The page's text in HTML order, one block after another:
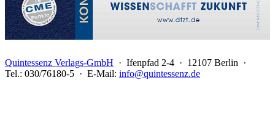
Quintessenz Verlags-GmbH · Ifenpfad 2-4 · 12107 Berlin ·
Tel.: 030/76180-5 · E-Mail: info@quintessenz.de